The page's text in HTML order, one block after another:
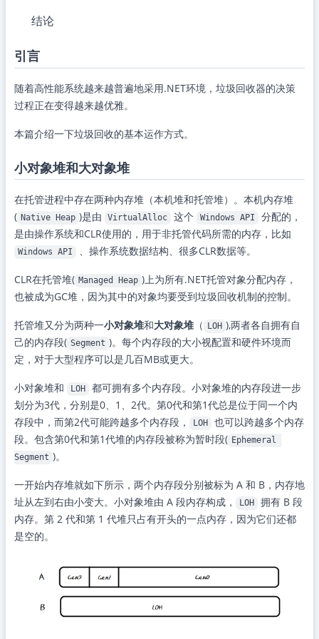
结论
引言
随着高性能系统越来越普遍地采用.NET环境，垃圾回收器的决策
过程正在变得越来越优雅。
本篇介绍一下垃圾回收的基本运作方式。
小对象堆和大对象堆
在托管进程中存在两种内存堆（本机堆和托管堆）。本机内存堆
( Native Heap )是由 VirtualAlloc 这个 Windows API
分配的，
是由操作系统和CLR使用的，用于非托管代码所需的内存，比如
Windows API 、操作系统数据结构、很多CLR数据等。
CLR在托管堆( Managed Heap )上为所有.NET托管对象分配内存，
也被成为GC堆，因为其中的对象均要受到垃圾回收机制的控制。
托管堆又分为两种一小对象堆和大对象堆 （ LOH ),两者各自拥有自
己的内存段( Segment )。每个内存段的大小视配置和硬件环境而
定，对于大型程序可以是几百MB或更大。
小对象堆和 LOH
都可拥有多个内存段。小对象堆的内存段进一步
划分为3代，分别是0、1、2代。第0代和第1代总是位于同一个内
存段中，而第2代可能跨越多个内存段，
LOH
也可以跨越多个内存
段。包含第0代和第1代堆的内存段被称为暂时段( Ephemeral
Segment )。
一开始内存堆就如下所示，两个内存段分别被标为 A 和 B，内存地
址从左到右由小变大。小对象堆由 A 段内存构成，
LOH
拥有 B 段
内存。第 2 代和第 1 代堆只占有开头的一点内存，因为它们还都
是空的。